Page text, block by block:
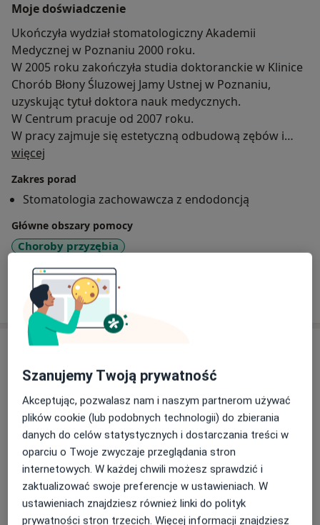
Moje doświadczenie
Ukończyła wydział stomatologiczny Akademii
Medycznej w Poznaniu 2000 roku.
W 2005 roku zakończyła studia doktoranckie w Klinice
Chorób Błony Śluzowej Jamy Ustnej w Poznaniu,
uzyskując tytuł doktora nauk medycznych.
W Centrum pracuje od 2007 roku.
W pracy zajmuje się estetyczną odbudową zębów i
leczeniem kanałowym.
szkoleniach z zakresu komunikacji z Pacjentem.
więcej
Zakres porad
Stomatologia zachowawcza z endodoncją
Główne obszary pomocy
Choroby przyzębia
Usługi i ceny
Konsultacja endodontyczna
Szczegóły
Stomatologia estetyczna
Szczegóły
W jaki sposób ustalane są ceny?
Szanujemy Twoją prywatność
Akceptując, pozwalasz nam i naszym partnerom używać
plików cookie (lub podobnych technologii) do zbierania
danych do celów statystycznych i dostarczania treści w
oparciu o Twoje zwyczaje przeglądania stron
internetowych. W każdej chwili możesz sprawdzić i
zaktualizować swoje preferencje w ustawieniach. W
ustawieniach znajdziesz również linki do polityk
prywatności stron trzecich. Więcej informacji znajdziesz